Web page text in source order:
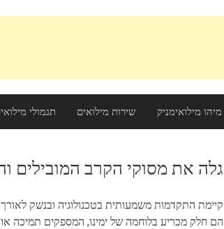
מיהו מילואימניק שירות מילואים תגמולי
גלה את מסוקי הקרב המובילים
קיימת התקדמות משמעותית בטכנולוגיה ובנשק
הם חלק מכריע בלוחמה של ימינו, המספקים תמיכה